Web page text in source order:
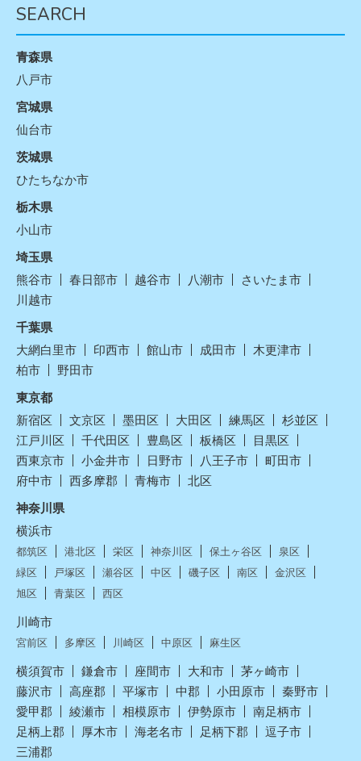
SEARCH
青森県
八戸市
宮城県
仙台市
茨城県
ひたちなか市
栃木県
小山市
埼玉県
熊谷市
春日部市 越谷市 八潮市
さいたま市
川越市
千葉県
大網白里市
印西市 館山市 成田市
木更津市
柏市
野田市
東京都
新宿区
文京区 墨田区 大田区 練馬区
杉並区
江戸川区
千代田区 豊島区 板橋区
目黒区
西東京市
小金井市 日野市 八王子市
町田市
府中市
西多摩郡 青梅市
北区
神奈川県
横浜市
都筑区 港北区 栄区 神奈川区 保土ヶ谷区
泉区
緑区
戸塚区 瀬谷区 中区 磯子区 南区
金沢区
旭区
青葉区 西区
川崎市
宮前区 多摩区 川崎区 中原区 麻生区
横須賀市 鎌倉市 座間市 大和市
茅ヶ崎市
藤沢市
高座郡 平塚市 中郡 小田原市
秦野市
愛甲郡
綾瀬市 相模原市 伊勢原市
南足柄市
足柄上郡
厚木市 海老名市 足柄下郡
逗子市
三浦郡